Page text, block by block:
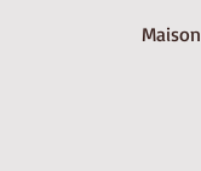
Maison